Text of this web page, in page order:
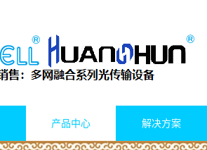
产品中心 解决方案